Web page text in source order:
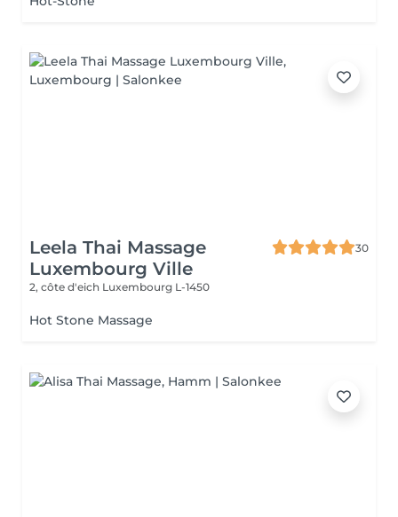
Leela Thai Massage
Luxembourg Ville
30
2, côte d'eich Luxembourg L-1450
Hot Stone Massage